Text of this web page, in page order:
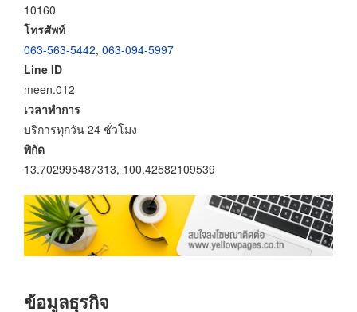
10160
โทรศัพท์
063-563-5442, 063-094-5997
Line ID
meen.012
เวลาทำการ
บริการทุกวัน 24 ชั่วโมง
พิกัด
13.702995487313, 100.42582109539
ข้อมูลธุรกิจ